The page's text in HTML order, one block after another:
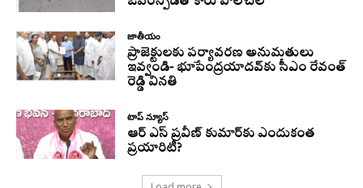
జాతీయం
ప్రాజెక్టులకు పర్యావరణ అనుమతులు
ఇవ్వండి- భూపేంద్రయాదవ్‌కు సీఎం రేవంత్‌
రెడ్డి వినతి
టాప్ న్యూస్
ఆర్ ఎస్ ప్రవీణ్ కుమార్‌కు ఎందుకంత
ప్రయారిటీ?